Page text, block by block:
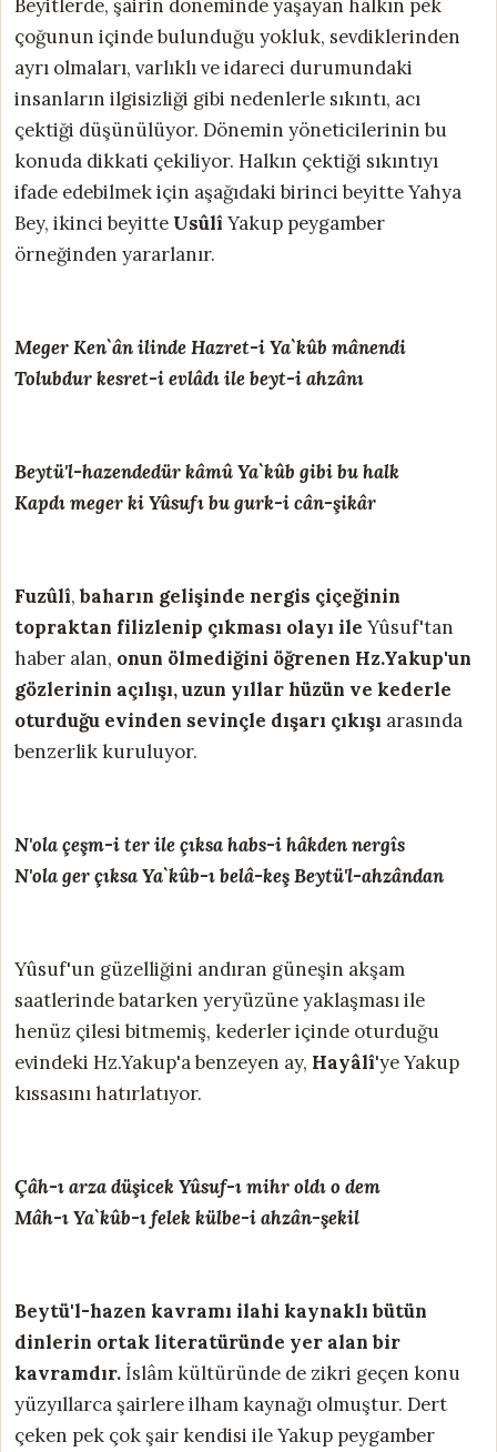
Beyitlerde, şâirin döneminde yaşayan halkın pek
çoğunun içinde bulunduğu yokluk, sevdiklerinden
ayrı olmaları, varlıklı ve idareci durumundaki
insanların ilgisizliği gibi nedenlerle sıkıntı, acı
çektiği düşünülüyor. Dönemin yöneticilerinin bu
konuda dikkati çekiliyor. Halkın çektiği sıkıntıyı
ifade edebilmek için aşağıdaki birinci beyitte Yahya
Bey, ikinci beyitte Usûlî Yakup peygamber
örneğinden yararlanır.
Meger Ken`ân ilinde Hazret-i Ya`kûb mânendi
Tolubdur kesret-i evlâdı ile beyt-i ahzânı
Beytü'l-hazendedür kâmû Ya`kûb gibi bu halk
Kapdı meger ki Yûsufı bu gurk-i cân-şikâr
Fuzûlî,baharın gelişinde nergis çiçeğinin
topraktan filizlenip çıkması olayı ile Yûsuf'tan
haber alan, onun ölmediğini öğrenen Hz.Yakup'un
gözlerinin açılışı, uzun yıllar hüzün ve kederle
oturduğu evinden sevinçle dışarı çıkışı arasında
benzerlik kuruluyor.
N'ola çeşm-i ter ile çıksa habs-i hâkden nergîs
N'ola ger çıksa Ya`kûb-ı belâ-keş Beytü'l-ahzândan
Yûsuf'un güzelliğini andıran güneşin akşam
saatlerinde batarken yeryüzüne yaklaşması ile
henüz çilesi bitmemiş, kederler içinde oturduğu
evindeki Hz.Yakup'a benzeyen ay, Hayâlî'ye Yakup
kıssasını hatırlatıyor.
Çâh-ı arza düşicek Yûsuf-ı mihr oldı o dem
Mâh-ı Ya`kûb-ı felek külbe-i ahzân-şekil
Beytü'l-hazen kavramı ilahi kaynaklı bütün
dinlerin ortak literatüründe yer alan bir
kavramdır. İslâm kültüründe de zikri geçen konu
yüzyıllarca şairlere ilham kaynağı olmuştur. Dert
çeken pek çok şair kendisi ile Yakup peygamber